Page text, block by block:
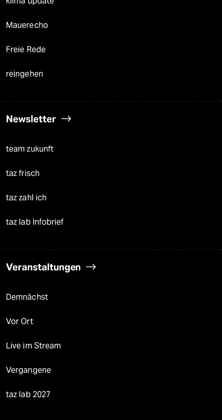
Mauerecho
Freie Rede
reingehen
Newsletter
team zukunft
taz frisch
taz zahl ich
taz lab Infobrief
Veranstaltungen
Demnächst
Vor Ort
Live im Stream
Vergangene
taz lab 2027